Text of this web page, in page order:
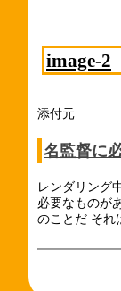
image-2
添付元
名監督に
レンダリング
必要なものが
のことだ それ